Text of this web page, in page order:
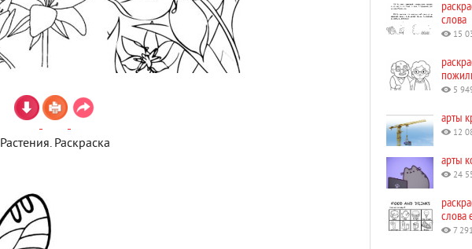
Растения. Раскраска
слова
15
5
арты
12
арты
24
слова
7 291